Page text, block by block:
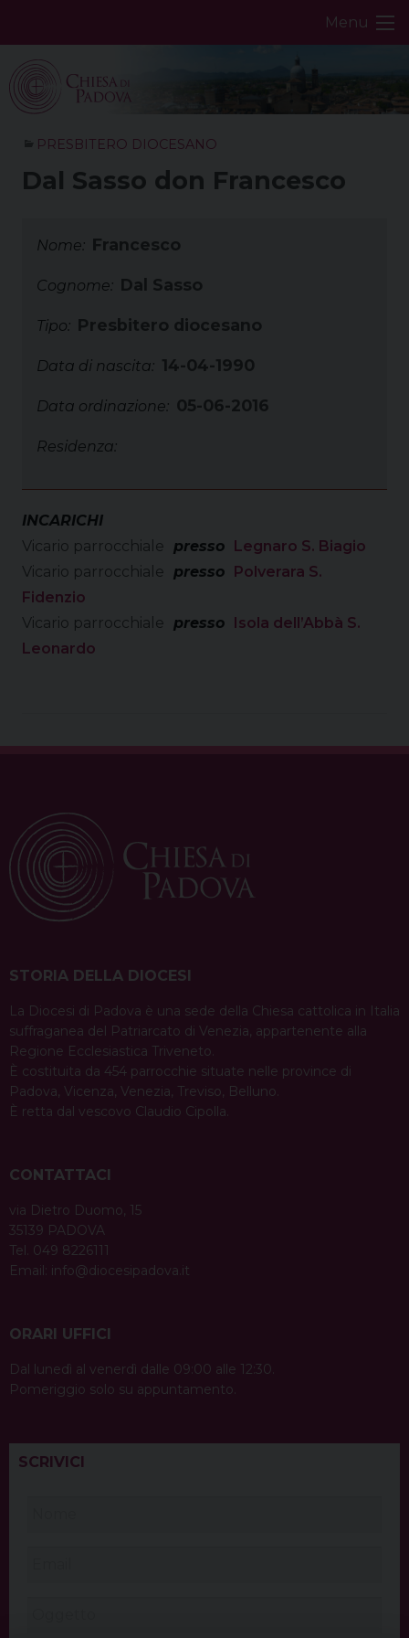
Menu
PRESBITERO DIOCESANO
Dal Sasso don Francesco
Nome: Francesco
Cognome: Dal Sasso
Tipo: Presbitero diocesano
Data di nascita: 14-04-1990
Data ordinazione: 05-06-2016
Residenza:
INCARICHI
Vicario parrocchiale
presso Legnaro S. Biagio
Vicario parrocchiale
presso Polverara S.
Fidenzio
Vicario parrocchiale
presso Isola dell’Abbà S.
Leonardo
STORIA DELLA DIOCESI
La Diocesi di Padova è una sede della Chiesa cattolica in Italia
suffraganea del Patriarcato di Venezia, appartenente alla
Regione Ecclesiastica Triveneto.
È costituita da 454 parrocchie situate nelle province di
Padova, Vicenza, Venezia, Treviso, Belluno.
È retta dal vescovo Claudio Cipolla.
CONTATTACI
via Dietro Duomo, 15
35139 PADOVA
Tel. 049 8226111
Email: info@diocesipadova.it
ORARI UFFICI
Dal lunedì al venerdì dalle 09:00 alle 12:30.
Pomeriggio solo su appuntamento.
SCRIVICI